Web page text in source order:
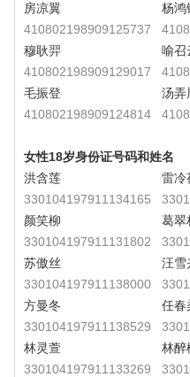
房凉翼
410802198909125737
杨鸿
穆耿羿
410802198909129017
喻召
毛振登
410802198909124814
汤弄
女性18岁身份证号码和姓名
洪含莲
330104197911134165
雷冷
颜笑柳
330104197911131802
葛翠
苏傲丝
330104197911138000
汪雪
方曼冬
330104197911138529
任春
林灵萱
330104197911133269
林醉